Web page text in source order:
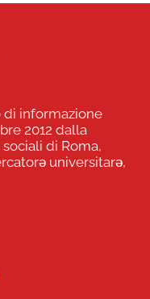
di informazione
2012 dalla
di Roma,
universitarə,